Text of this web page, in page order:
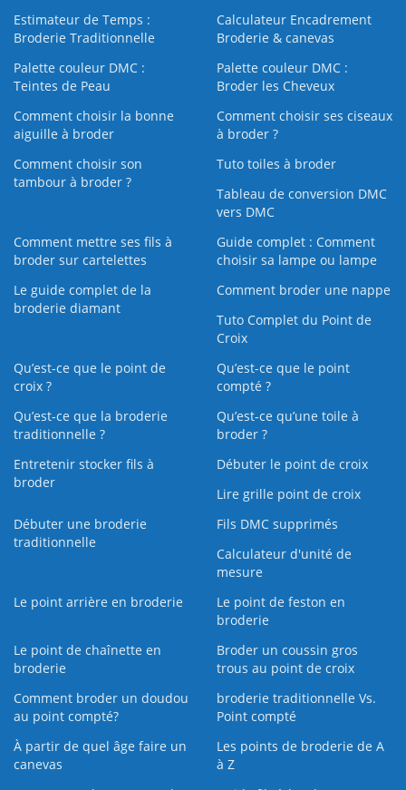
Estimateur de Temps :
Broderie Traditionnelle
Calculateur Encadrement
Broderie & canevas
Palette couleur DMC :
Teintes de Peau
Palette couleur DMC :
Broder les Cheveux
Comment choisir la bonne
aiguille à broder
Comment choisir ses ciseaux
à broder ?
Comment choisir son
tambour à broder ?
Tuto toiles à broder
Tableau de conversion DMC
vers DMC
Comment mettre ses fils à
broder sur cartelettes
Guide complet : Comment
choisir sa lampe ou lampe
Le guide complet de la
broderie diamant
Comment broder une nappe
Tuto Complet du Point de
Croix
Qu’est-ce que le point de
croix ?
Qu’est-ce que le point
compté ?
Qu’est-ce que la broderie
traditionnelle ?
Qu’est‑ce qu’une toile à
broder ?
Entretenir stocker fils à
broder
Débuter le point de croix
Lire grille point de croix
Débuter une broderie
traditionnelle
Fils DMC supprimés
Calculateur d'unité de
mesure
Le point arrière en broderie
Le point de feston en
broderie
Le point de chaînette en
broderie
Broder un coussin gros
trous au point de croix
Comment broder un doudou
au point compté?
broderie traditionnelle Vs.
Point compté
À partir de quel âge faire un
canevas
Les points de broderie de A
à Z